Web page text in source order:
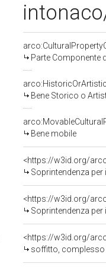
Parte Componente
Bene Storico o
Bene mobile
<https://w3id.org/
Soprintendenza
<https://w3id.org/
Soprintendenza per i
<https://w3id.org/
soffitto, complesso